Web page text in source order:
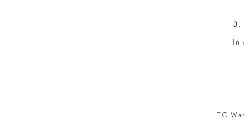
3.
In
TC